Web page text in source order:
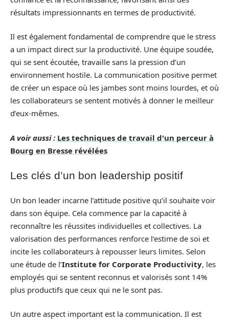
résultats impressionnants en termes de productivité.
Il est également fondamental de comprendre que le stress
a un impact direct sur la productivité. Une équipe soudée,
qui se sent écoutée, travaille sans la pression d’un
environnement hostile. La communication positive permet
de créer un espace où les jambes sont moins lourdes, et où
les collaborateurs se sentent motivés à donner le meilleur
d’eux-mêmes.
A voir aussi : Les techniques de travail d'un perceur à
Bourg en Bresse révélées
Les clés d’un bon leadership positif
Un bon leader incarne l’attitude positive qu’il souhaite voir
dans son équipe. Cela commence par la capacité à
reconnaître les réussites individuelles et collectives. La
valorisation des performances renforce l’estime de soi et
incite les collaborateurs à repousser leurs limites. Selon
une étude de l’Institute for Corporate Productivity, les
employés qui se sentent reconnus et valorisés sont 14%
plus productifs que ceux qui ne le sont pas.
Un autre aspect important est la communication. Il est